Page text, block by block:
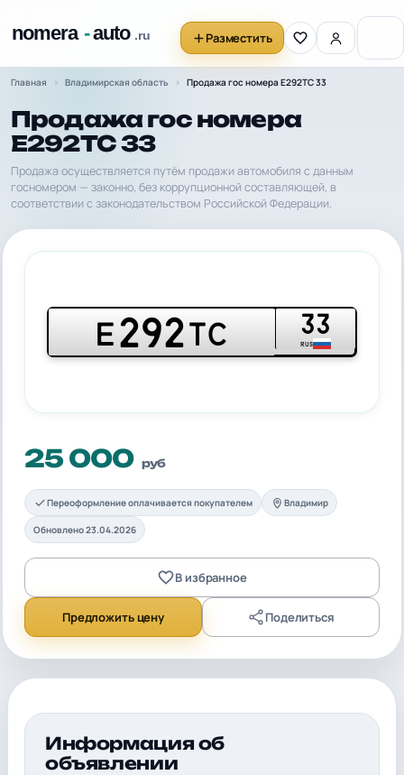
Разместить
Главная Владимирская область Продажа гос номера Е292ТС 33
Продажа гос номера
Е292ТС 33
Продажа осуществляется путём продажи автомобиля с данным
госномером — законно, без коррупционной составляющей, в
соответствии с законодательством Российской Федерации.
Е292ТС 33
RUS
25 000 руб
Переоформление оплачивается покупателем Владимир
Обновлено 23.04.2026
В избранное
Предложить цену Поделиться
Информация об
объявлении